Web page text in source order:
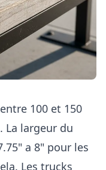
100 et 150
La largeur du
a 8" pour les
Les trucks